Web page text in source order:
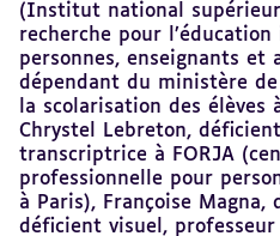
(Institut national
recherche pour
personnes, enseignants et
dépendant du ministère de
la scolarisation des
Chrystel Lebreton,
transcriptrice à FORJA
professionnelle pour
à Paris), Françoise Magna,
déficient visuel, professeur